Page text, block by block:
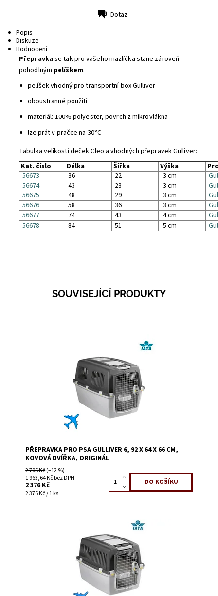
Dotaz
Popis
Diskuze
Hodnocení
Přepravkase tak pro vašeho mazlíčka stane zároveň
pohodlným pelíškem.
pelíšek vhodný pro transportní box Gulliver
oboustranné použití
materiál: 100% polyester, povrch z mikrovlákna
lze prát v pračce na 30°C
Tabulka velikostí deček Cleo a vhodných přepravek Gulliver:
Kat. číslo
Délka Šířka Výška
56673
36 22 3 cm
56674
43 23 3 cm
56675
48 29 3 cm
56676
58 36 3 cm
56677
74 43 4 cm
56678
84 51 5 cm
SOUVISEJÍCÍ PRODUKTY
56522
PŘEPRAVKA PRO PSA GULLIVER 6, 92 X 64 X 66 CM,
KOVOVÁ DVÍŘKA, ORIGINÁL
2 705 Kč(–12 %)
1 963,64 Kč bez DPH
2 376 Kč
2 376 Kč / 1 ks
Skladem 6
56523